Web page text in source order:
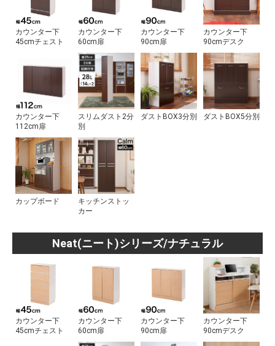
カウンター下
45cmチェスト
カウンター下
60cm扉
カウンター下
90cm扉
カウンター下
90cmデスク
カウンター下
112cm扉
スリムダスト2分
別
ダストBOX3分別 ダストBOX5分別
カップボード
キッチンストッ
カー
Neat(ニート)シリーズ/ナチュラル
カウンター下
45cmチェスト
カウンター下
60cm扉
カウンター下
90cm扉
カウンター下
90cmデスク